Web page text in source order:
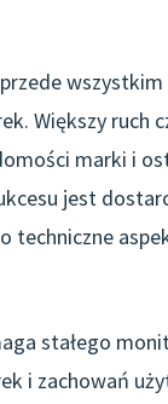
Większy ruch
marki i
jest
techniczne
stałego
i zachowań